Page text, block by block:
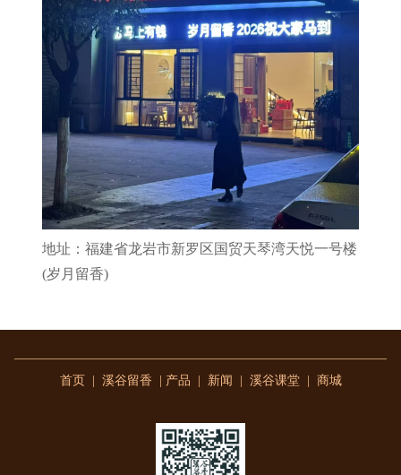
地址：福建省龙岩市新罗区国贸天琴湾天悦一号楼
(岁月留香)
首页 溪谷留香 产品 新闻 溪谷课堂| 商城